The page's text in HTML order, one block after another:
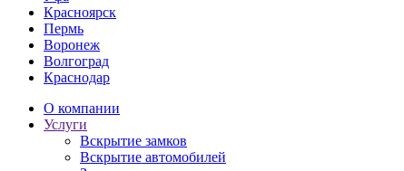
Красноярск
Пермь
Воронеж
Волгоград
Краснодар
О компании
Услуги
Вскрытие замков
Вскрытие автомобилей